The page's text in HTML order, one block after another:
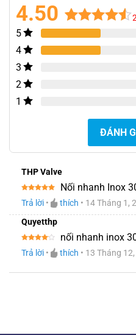
4.50
trên
5 dựa trên
5
4
3
2
1
ĐÁNH
THP Valve
Được xếp
hạng5 5
Nối nhanh Inox
Trả lời • thích • 14 Tháng 1,
Quyetthp
Được
xếp
nối nhanh inox
Trả lời • thích • 13 Tháng 12,